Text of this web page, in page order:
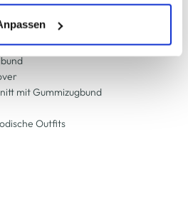
klicken. Mehr dazu
die Einwilligungserklärung
erfahren Sie in unserem
Datenschutzerklärung.
Tom Tailor
am Ausschnitt
mit Gummizugbund
Outfits